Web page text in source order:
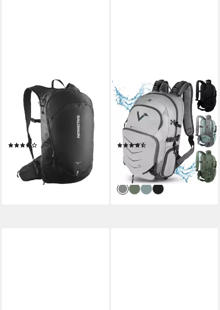
SALOMON
Sportrucksack TRAILBLAZER
20, mit reflektierenden
Details, atmungsaktives
Material
(3)
64,99 € UVP 75,00 €
-13%
lieferbar - in 1-2 Werktagen bei dir
VALKENTAL
Wanderrucksack
Fahrradrucksack & Outdoor
Rucksack (1-tlg), wasserdicht
& atmungsaktiv 22 L
(16)
ab 79,99 € UVP91,99 €
-13%
lieferbar - in 3-4 Werktagen bei dir